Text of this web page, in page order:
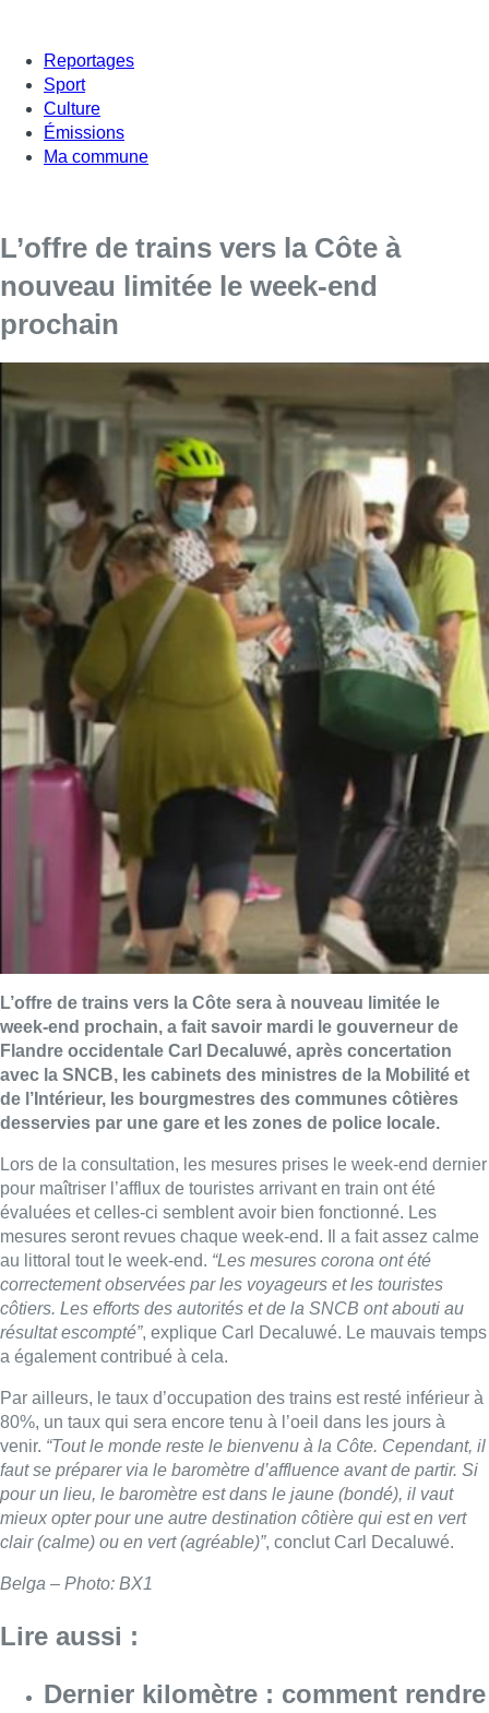
Reportages
Sport
Culture
Émissions
Ma commune
L’offre de trains vers la Côte à
nouveau limitée le week-end
prochain
L’offre de trains vers la Côte sera à nouveau limitée le
week-end prochain, a fait savoir mardi le gouverneur de
Flandre occidentale Carl Decaluwé, après concertation
avec la SNCB, les cabinets des ministres de la Mobilité et
de l’Intérieur, les bourgmestres des communes côtières
desservies par une gare et les zones de police locale.
Lors de la consultation, les mesures prises le week-end dernier
pour maîtriser l’afflux de touristes arrivant en train ont été
évaluées et celles-ci semblent avoir bien fonctionné. Les
mesures seront revues chaque week-end. Il a fait assez calme
au littoral tout le week-end. “Les mesures corona ont été
correctement observées par les voyageurs et les touristes
côtiers. Les efforts des autorités et de la SNCB ont abouti au
résultat escompté”, explique Carl Decaluwé. Le mauvais temps
a également contribué à cela.
Par ailleurs, le taux d’occupation des trains est resté inférieur à
80%, un taux qui sera encore tenu à l’oeil dans les jours à
venir. “Tout le monde reste le bienvenu à la Côte. Cependant, il
faut se préparer via le baromètre d’affluence avant de partir. Si
pour un lieu, le baromètre est dans le jaune (bondé), il vaut
mieux opter pour une autre destination côtière qui est en vert
clair (calme) ou en vert (agréable)”, conclut Carl Decaluwé.
Belga – Photo: BX1
Lire aussi :
Dernier kilomètre : comment rendre